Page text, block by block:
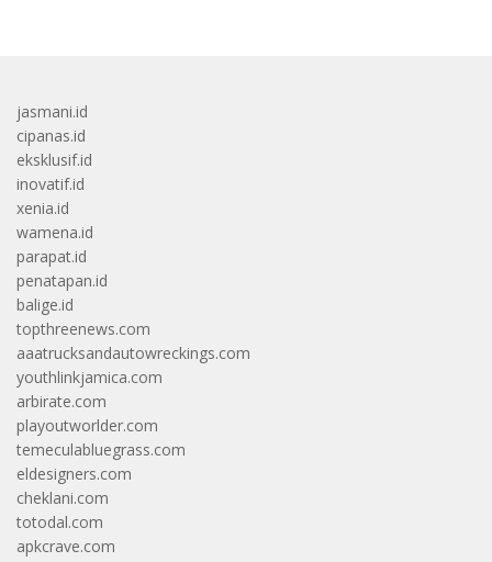
jasmani.id
cipanas.id
eksklusif.id
inovatif.id
xenia.id
wamena.id
parapat.id
penatapan.id
balige.id
topthreenews.com
aaatrucksandautowreckings.com
youthlinkjamica.com
arbirate.com
playoutworlder.com
temeculabluegrass.com
eldesigners.com
cheklani.com
totodal.com
apkcrave.com